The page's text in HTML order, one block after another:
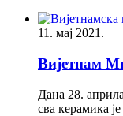
11. мај 2021.
Вијетнам
Дана 28.
сва керамика